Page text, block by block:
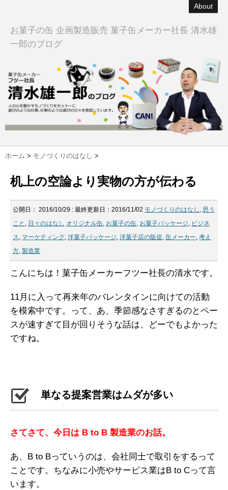
About
お菓子の缶 企画製造販売 菓子缶メーカー社長 清水雄
一郎のブログ
ホーム > モノづくりのはなし >
机上の空論より実物の方が伝わる
公開日： 2016/10/29 : 最終更新日：2016/11/02 モノづくりのはなし , 思う
こと , 日々のはなし オリジナル缶, お菓子の缶, お菓子パッケージ, ビジネ
ス, マーケティング, 洋菓子パッケージ, 洋菓子店の販促, 缶メーカー, 考え
方, 製造業
こんにちは！菓子缶メーカーフツー社長の清水です。
11月に入って再来年のバレンタインに向けての活動
を模索中です。って、あ、季節感なさすぎるのとペー
スが速すぎて目が回りそうな話は、どーでもよかった
ですね。
単なる提案営業はムダが多い
さてさて、今日は B to B 製造業のお話。
あ、B to Bっていうのは、会社同士で取引をするって
ことです。ちなみに小売やサービス業はB to Cって言
います。